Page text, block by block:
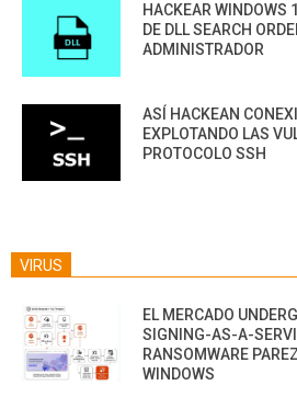
HACKEAR WINDOWS
DE DLL SEARCH
ADMINISTRADOR
ASÍ HACKEAN
EXPLOTANDO LAS
PROTOCOLO SSH
VIRUS
EL MERCADO
SIGNING-AS-A-
RANSOMWARE
WINDOWS